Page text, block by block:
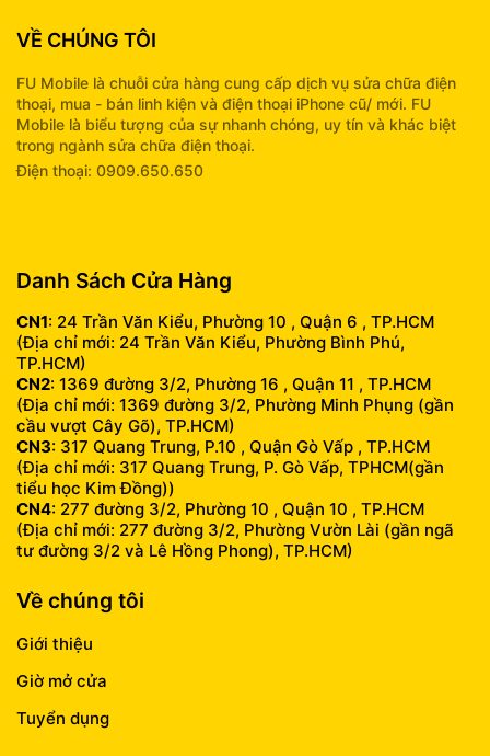
VỀ CHÚNG TÔI
FU Mobile là chuỗi cửa hàng cung cấp dịch vụ sửa chữa điện
thoại, mua - bán linh kiện và điện thoại iPhone cũ/ mới. FU
Mobile là biểu tượng của sự nhanh chóng, uy tín và khác biệt
trong ngành sửa chữa điện thoại.
Điện thoại: 0909.650.650
Danh Sách Cửa Hàng
CN1: 24 Trần Văn Kiểu, Phường 10 , Quận 6 , TP.HCM
(Địa chỉ mới: 24 Trần Văn Kiểu, Phường Bình Phú,
TP.HCM)
CN2: 1369 đường 3/2, Phường 16 , Quận 11 , TP.HCM
(Địa chỉ mới: 1369 đường 3/2, Phường Minh Phụng (gần
cầu vượt Cây Gõ), TP.HCM)
CN3: 317 Quang Trung, P.10 , Quận Gò Vấp , TP.HCM
(Địa chỉ mới: 317 Quang Trung, P. Gò Vấp, TPHCM(gần
tiểu học Kim Đồng))
CN4: 277 đường 3/2, Phường 10 , Quận 10 , TP.HCM
(Địa chỉ mới: 277 đường 3/2, Phường Vườn Lài (gần ngã
tư đường 3/2 và Lê Hồng Phong), TP.HCM)
Về chúng tôi
Giới thiệu
Giờ mở cửa
Tuyển dụng